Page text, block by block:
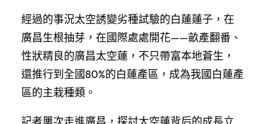
經過的事況太空誘變劣種試驗的白蓮蓮子，在
廣昌生根抽芽，在國際處處開花——畝產翻番、
性狀精良的廣昌太空蓮，不只帶富本地蒼生，
還推行到全國80%的白蓮產區，成為我國白蓮產
區的主栽種類。
記者屢次走進廣昌，探討太空蓮背后的成長立